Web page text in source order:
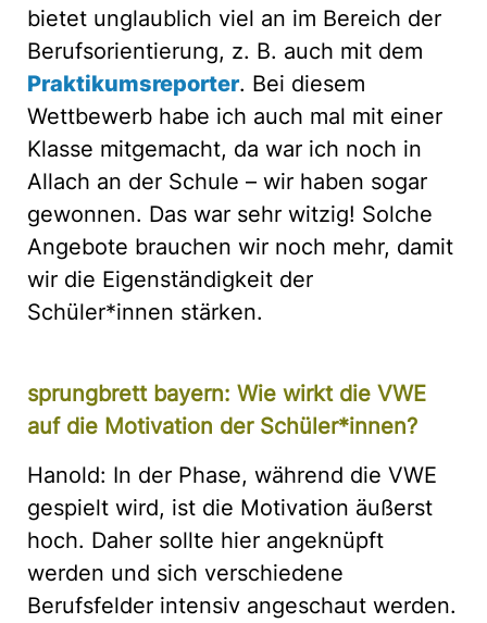
bietet unglaublich viel an im Bereich der
Berufsorientierung, z. B. auch mit dem
Praktikumsreporter. Bei diesem
Wettbewerb habe ich auch mal mit einer
Klasse mitgemacht, da war ich noch in
Allach an der Schule – wir haben sogar
gewonnen. Das war sehr witzig! Solche
Angebote brauchen wir noch mehr, damit
wir die Eigenständigkeit der
Schüler*innen stärken.
sprungbrett bayern: Wie wirkt die VWE
auf die Motivation der Schüler*innen?
Hanold: In der Phase, während die VWE
gespielt wird, ist die Motivation äußerst
hoch. Daher sollte hier angeknüpft
werden und sich verschiedene
Berufsfelder intensiv angeschaut werden.